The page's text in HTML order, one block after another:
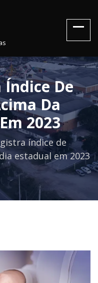
De
Da
2023
índice de
estadual em 2023